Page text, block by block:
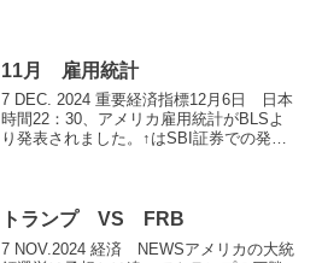
の雇用者数は前月比3...
11月 雇用統計
7 DEC. 2024 重要経済指標12月6日 日本
時間22：30、アメリカ雇用統計がBLSよ
り発表されました。↑はSBI証券での発表
トランプ VS FRB
7 NOV.2024 経済 NEWSアメリカの大統